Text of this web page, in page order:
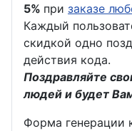
5% при заказе
Каждый
скидкой одно
действия кода.
Поздравляйте
людей и будет
Форма генерации